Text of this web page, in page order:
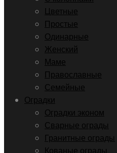
Цветные
Простые
Одинарные
Женский
Маме
Православные
Семейные
Оградки
Оградки эконом
Сварные ограды
Гранитные ограды